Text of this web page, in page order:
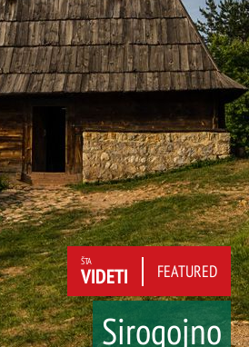
ŠTA
VIDETI FEATURED
Sirogojno